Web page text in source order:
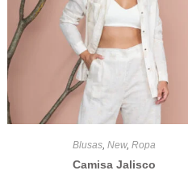
Blusas, New, Ropa
Camisa Jalisco